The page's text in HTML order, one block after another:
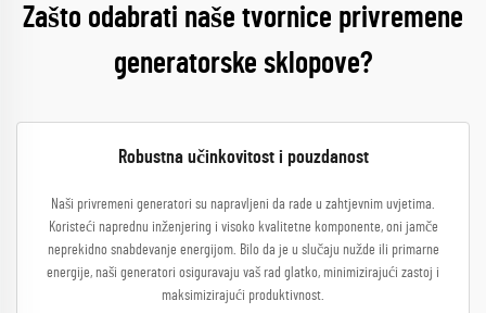
Zašto odabrati naše tvornice privremene
generatorske sklopove?
Robustna učinkovitost i pouzdanost
Naši privremeni generatori su napravljeni da rade u zahtjevnim uvjetima.
Koristeći naprednu inženjering i visoko kvalitetne komponente, oni jamče
neprekidno snabdevanje energijom. Bilo da je u slučaju nužde ili primarne
energije, naši generatori osiguravaju vaš rad glatko, minimizirajući zastoj i
maksimizirajući produktivnost.